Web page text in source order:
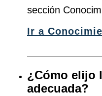
sección
Ir a
¿Cómo elijo
adecuada?